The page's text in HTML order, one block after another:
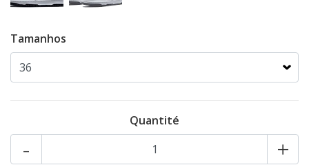
Tamanhos
Quantité
+
-